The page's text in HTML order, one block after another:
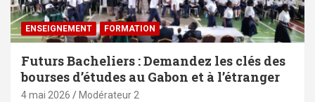
ENSEIGNEMENT FORMATION
Futurs Bacheliers : Demandez les clés des
bourses d’études au Gabon et à l’étranger
4 mai 2026 Modérateur 2